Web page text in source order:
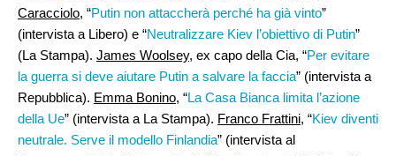
Caracciolo, “Putin non attaccherà perché ha già vinto”
(intervista a Libero) e “Neutralizzare Kiev l’obiettivo di Putin”
(La Stampa). James Woolsey, ex capo della Cia, “Per evitare
la guerra si deve aiutare Putin a salvare la faccia” (intervista a
Repubblica). Emma Bonino, “La Casa Bianca limita l’azione
della Ue” (intervista a La Stampa). Franco Frattini, “Kiev diventi
neutrale. Serve il modello Finlandia” (intervista al